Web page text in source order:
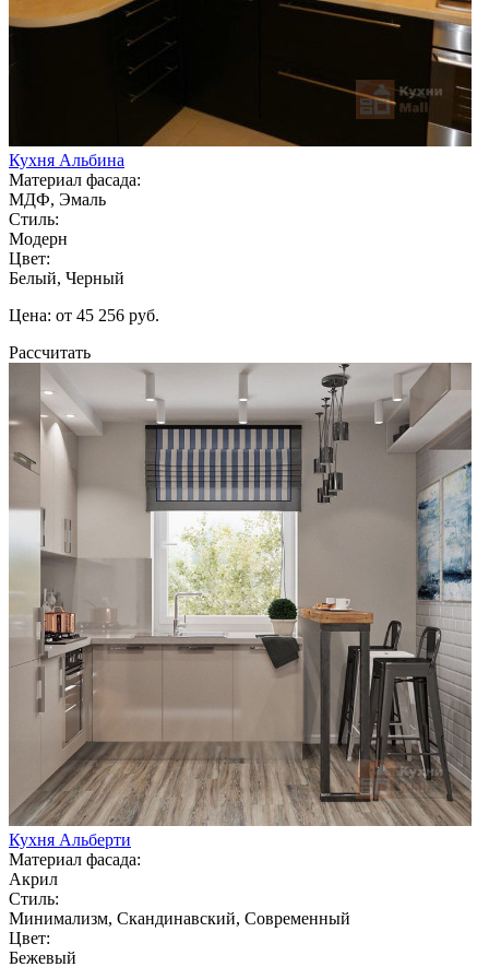
Кухня Альбина
Материал фасада:
МДФ, Эмаль
Стиль:
Модерн
Цвет:
Белый, Черный
Цена: от 45 256 руб.
Рассчитать
Кухня Альберти
Материал фасада:
Акрил
Стиль:
Минимализм, Скандинавский, Современный
Цвет:
Бежевый